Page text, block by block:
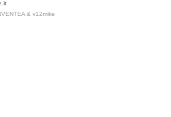
& v12mike